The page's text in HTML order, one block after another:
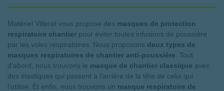
Matériel Villeret vous propose des masques de protection
respiratoire chantier pour éviter toutes infusions de poussière
par les voies respiratoires. Nous proposons deux types de
masques respiratoires de chantier anti-poussière . Tout
d’abord, nous trouvons le masque de chantier classique avec
des élastiques qui passent à l’arrière de la tête de celui qui
l’utilise. Et enfin, nous trouvons un masque respiratoire de